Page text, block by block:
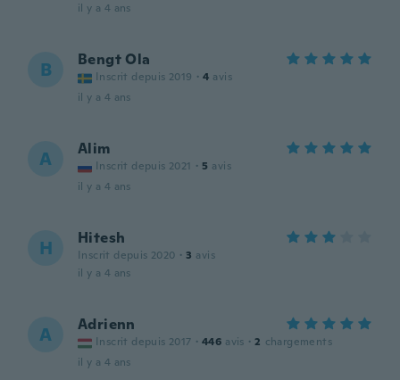
il y a 4 ans
B Bengt Ola
Inscrit depuis 2019 · 4 avis
il y a 4 ans
A Alim
Inscrit depuis 2021 · 5 avis
il y a 4 ans
H Hitesh
Inscrit depuis 2020 · 3 avis
il y a 4 ans
A Adrienn
Inscrit depuis 2017 · 446 avis · 2 chargements
il y a 4 ans